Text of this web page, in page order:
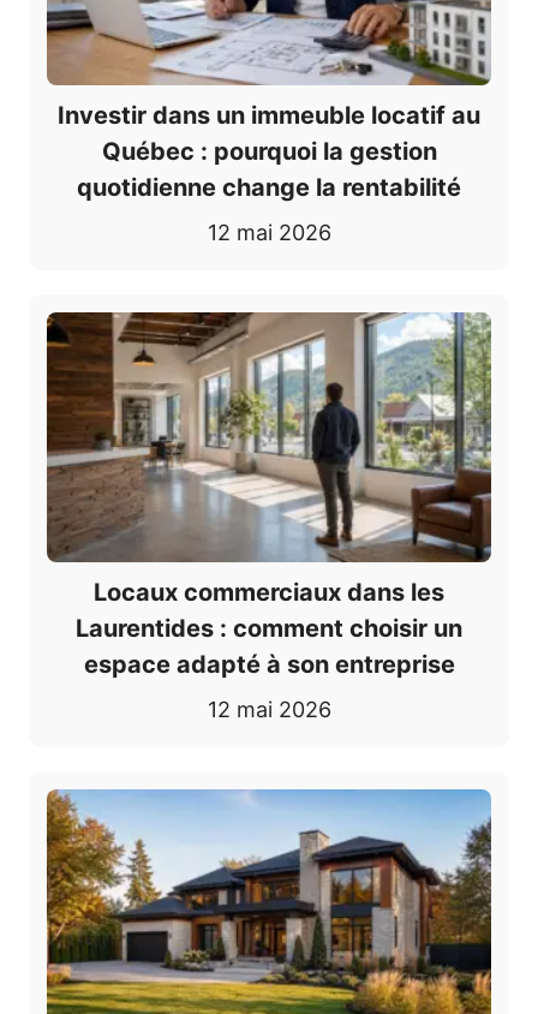
Investir dans un immeuble locatif au
Québec : pourquoi la gestion
quotidienne change la rentabilité
12 mai 2026
Locaux commerciaux dans les
Laurentides : comment choisir un
espace adapté à son entreprise
12 mai 2026